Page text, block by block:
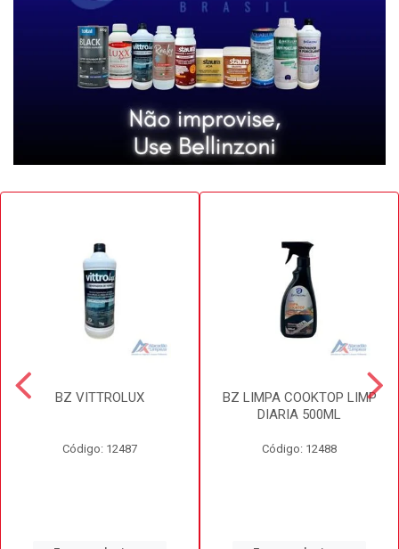
BZ VITTROLUX
Código: 12487
BZ LIMPA COOKTOP LIMP
DIARIA 500ML
Código: 12488